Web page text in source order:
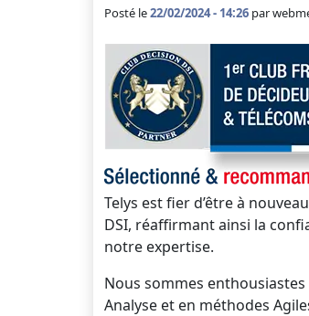
Posté le22/02/2024 - 14:26 par
Telys est fier d’être à
DSI, réaffirmant ainsi la
notre expertise.
Nous sommes
Analyse et en méthodes